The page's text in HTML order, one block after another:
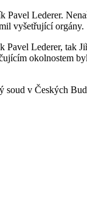
Lederer.
vyšetřující orgány.
Lederer, tak
okolnostem
v Českých